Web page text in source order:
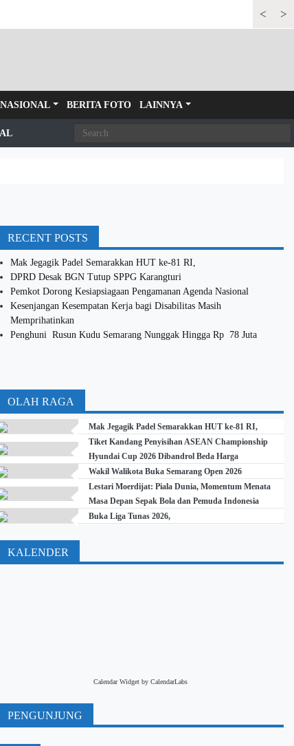
<
Bandara>
NASIONAL BERITA FOTO LAINNYA
RECENT POSTS
Mak Jegagik Padel Semarakkan HUT ke-81 RI,
DPRD Desak BGN Tutup SPPG Karangturi
Pemkot Dorong Kesiapsiagaan Pengamanan Agenda Nasional
Kesenjangan Kesempatan Kerja bagi Disabilitas Masih
Memprihatinkan
Penghuni Rusun Kudu Semarang Nunggak Hingga Rp 78 Juta
OLAH RAGA
Mak Jegagik Padel Semarakkan HUT ke-81 RI,
Tiket Kandang Penyisihan ASEAN Championship
Hyundai Cup 2026 Dibandrol Beda Harga
Wakil Walikota Buka Semarang Open 2026
Lestari Moerdijat: Piala Dunia, Momentum Menata
Masa Depan Sepak Bola dan Pemuda Indonesia
Buka Liga Tunas 2026,
KALENDER
Calendar Widget by CalendarLabs
PENGUNJUNG